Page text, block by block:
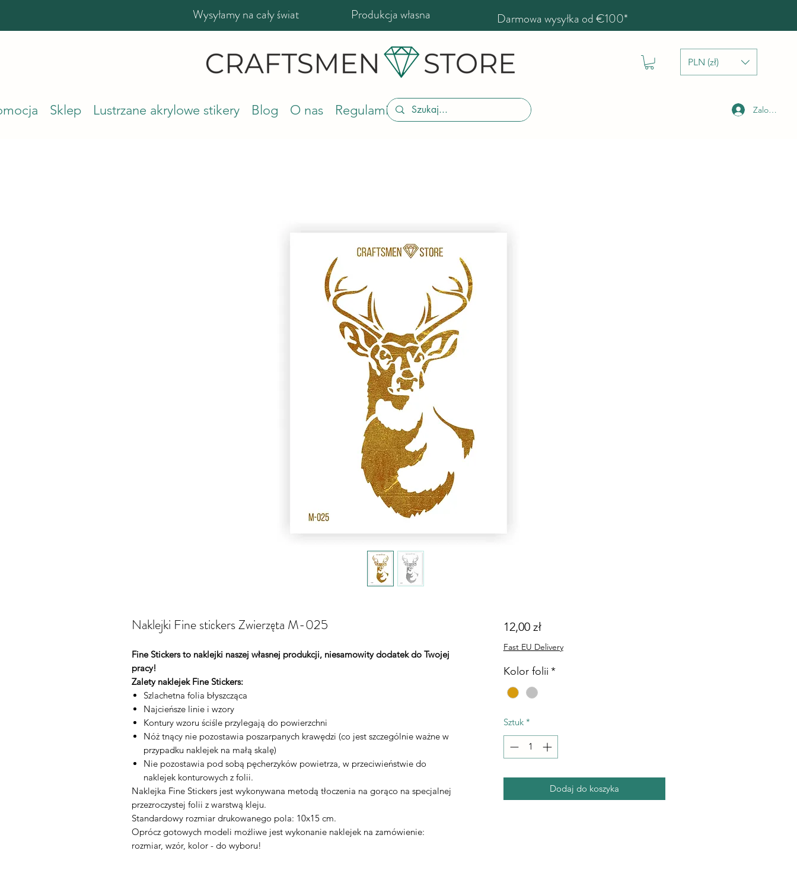
Wysyłamy na cały świat Produkcja własna Darmowa wysyłka od €100*
PLN (zł)
Sklep Lustrzane akrylowe stikery Blog O nas Regulamin sklepu Zaloguj się
Naklejki Fine stiсkers Zwierzęta M-025
Fine Stickers to naklejki naszej własnej produkcji, niesamowity dodatek do Twojej
pracy!
Zalety naklejek Fine Stickers:
Szlachetna folia błyszcząca
Najcieńsze linie i wzory
Kontury wzoru ściśle przylegają do powierzchni
Nóż tnący nie pozostawia poszarpanych krawędzi (co jest szczególnie ważne w
przypadku naklejek na małą skalę)
Nie pozostawia pod sobą pęcherzyków powietrza, w przeciwieństwie do
naklejek konturowych z folii.
Naklejka Fine Stickers jest wykonywana metodą tłoczenia na gorąco na specjalnej
przezroczystej folii z warstwą kleju.
Standardowy rozmiar drukowanego pola: 10x15 cm.
Oprócz gotowych modeli możliwe jest wykonanie naklejek na zamówienie:
rozmiar, wzór, kolor - do wyboru!
12,00 złCena
Fast EU Delivery
Kolor folii *
Sztuk *
Dodaj do koszyka